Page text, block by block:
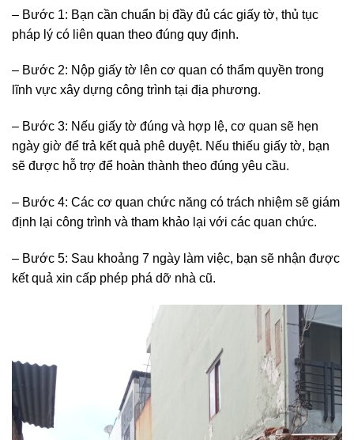
– Bước 1: Bạn cần chuẩn bị đầy đủ các giấy tờ, thủ tục
pháp lý có liên quan theo đúng quy định.
– Bước 2: Nộp giấy tờ lên cơ quan có thẩm quyền trong
lĩnh vực xây dựng công trình tại địa phương.
– Bước 3: Nếu giấy tờ đúng và hợp lệ, cơ quan sẽ hẹn
ngày giờ để trả kết quả phê duyệt. Nếu thiếu giấy tờ, bạn
sẽ được hỗ trợ để hoàn thành theo đúng yêu cầu.
– Bước 4: Các cơ quan chức năng có trách nhiệm sẽ giám
định lại công trình và tham khảo lại với các quan chức.
– Bước 5: Sau khoảng 7 ngày làm việc, bạn sẽ nhận được
kết quả xin cấp phép phá dỡ nhà cũ.